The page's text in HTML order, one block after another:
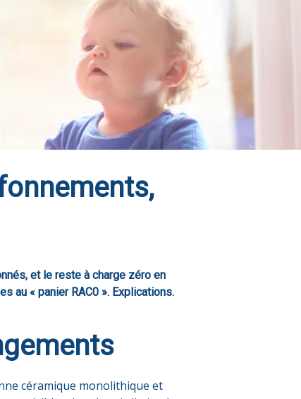
et le reste à charge zéro en
au « panier RAC0 ». Explications.
céramique monolithique et